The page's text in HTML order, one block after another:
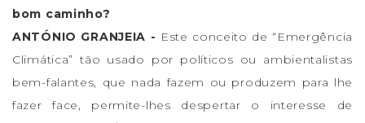
bom caminho?
ANTÓNIO GRANJEIA - Este conceito de “Emergência
Climática” tão usado por políticos ou ambientalistas
bem-falantes, que nada fazem ou produzem para lhe
fazer face, permite-lhes despertar o interesse de